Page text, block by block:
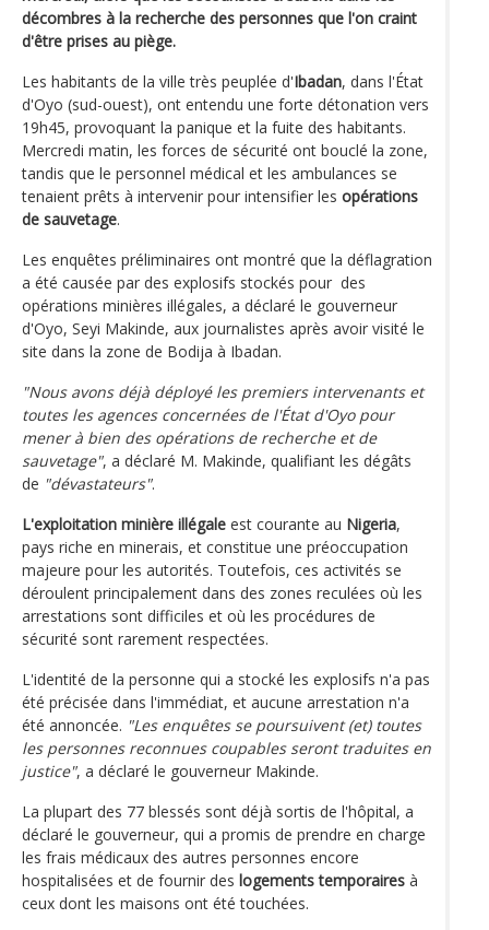
décombres à la recherche des personnes que l'on craint
d'être prises au piège.
Les habitants de la ville très peuplée d'Ibadan, dans l'État
d'Oyo (sud-ouest), ont entendu une forte détonation vers
19h45, provoquant la panique et la fuite des habitants.
Mercredi matin, les forces de sécurité ont bouclé la zone,
tandis que le personnel médical et les ambulances se
tenaient prêts à intervenir pour intensifier les opérations
de sauvetage.
Les enquêtes préliminaires ont montré que la déflagration
a été causée par des explosifs stockés pour des
opérations minières illégales, a déclaré le gouverneur
d'Oyo, Seyi Makinde, aux journalistes après avoir visité le
site dans la zone de Bodija à Ibadan.
"Nous avons déjà déployé les premiers intervenants et
toutes les agences concernées de l'État d'Oyo pour
mener à bien des opérations de recherche et de
sauvetage", a déclaré M. Makinde, qualifiant les dégâts
de "dévastateurs".
L'exploitation minière illégale est courante au Nigeria,
pays riche en minerais, et constitue une préoccupation
majeure pour les autorités. Toutefois, ces activités se
déroulent principalement dans des zones reculées où les
arrestations sont difficiles et où les procédures de
sécurité sont rarement respectées.
L'identité de la personne qui a stocké les explosifs n'a pas
été précisée dans l'immédiat, et aucune arrestation n'a
été annoncée. "Les enquêtes se poursuivent (et) toutes
les personnes reconnues coupables seront traduites en
justice", a déclaré le gouverneur Makinde.
La plupart des 77 blessés sont déjà sortis de l'hôpital, a
déclaré le gouverneur, qui a promis de prendre en charge
les frais médicaux des autres personnes encore
hospitalisées et de fournir des logements temporaires à
ceux dont les maisons ont été touchées.